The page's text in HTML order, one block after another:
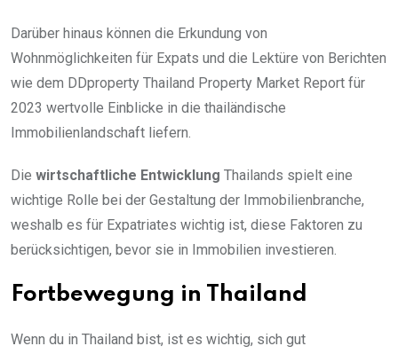
Darüber hinaus können die Erkundung von
Wohnmöglichkeiten für Expats und die Lektüre von Berichten
wie dem DDproperty Thailand Property Market Report für
2023 wertvolle Einblicke in die thailändische
Immobilienlandschaft liefern.
Die wirtschaftliche Entwicklung Thailands spielt eine
wichtige Rolle bei der Gestaltung der Immobilienbranche,
weshalb es für Expatriates wichtig ist, diese Faktoren zu
berücksichtigen, bevor sie in Immobilien investieren.
Fortbewegung in Thailand
Wenn du in Thailand bist, ist es wichtig, sich gut